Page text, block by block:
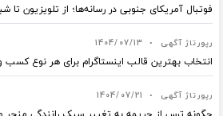
فوتبال آمریکای جنوبی در رسانه‌ها؛ از تلویزیون تا
رپورتاژ آگهی •
1404/07/13
انتخاب بهترین قالب‌ اینستاگرام برای هر نوع کسب‌
رپورتاژ آگهی •
1404/07/21